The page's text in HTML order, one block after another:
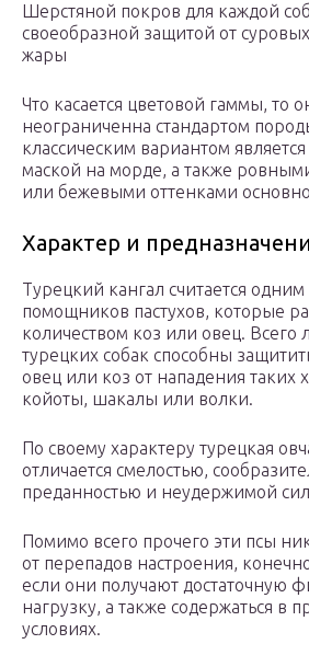
Шерстяной покров для каждой
своеобразной защитой от
жары
Что касается цветовой гаммы, то
неограниченна стандартом
классическим вариантом
маской на морде, а также
или бежевыми оттенками
Характер и
Турецкий кангал считается
помощников пастухов, которые
количеством коз или овец. Всего
турецких собак способны
овец или коз от нападения таких
койоты, шакалы или волки.
По своему характеру турецкая
отличается смелостью,
преданностью и неудержимой
Помимо всего прочего эти псы
от перепадов настроения,
если они получают достаточную
нагрузку, а также содержаться в
условиях.